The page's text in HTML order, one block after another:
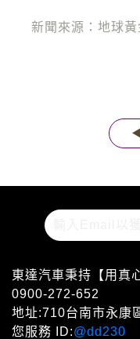
新聞來源：地球
東達汽車秉持【用真
0900-272-652
地址:710台南市永康
您服務 ID:@dd230